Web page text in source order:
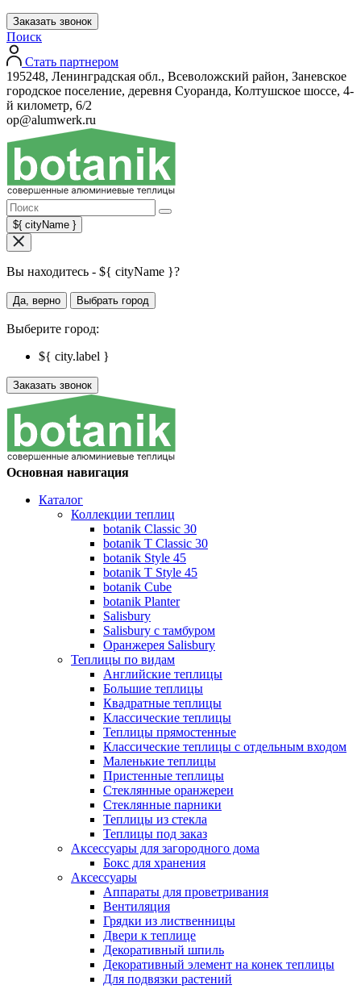
Заказать звонок
Поиск
Стать партнером
195248, Ленинградская обл., Всеволожский район, Заневское
городское поселение, деревня Суоранда, Колтушское шоссе, 4-
й километр, 6/2
op@alumwerk.ru
${ cityName }
Вы находитесь - ${ cityName }?
Да, верно Выбрать город
Выберите город:
${ city.label }
Заказать звонок
Основная навигация
Каталог
Коллекции теплиц
botanik Classic 30
botanik T Classic 30
botanik Style 45
botanik Т Style 45
botanik Cube
botanik Planter
Salisbury
Salisbury с тамбуром
Оранжерея Salisbury
Теплицы по видам
Английские теплицы
Большие теплицы
Квадратные теплицы
Классические теплицы
Теплицы прямостенные
Классические теплицы с отдельным входом
Маленькие теплицы
Пристенные теплицы
Стеклянные оранжереи
Стеклянные парники
Теплицы из стекла
Теплицы под заказ
Аксессуары для загородного дома
Бокс для хранения
Аксессуары
Аппараты для проветривания
Вентиляция
Грядки из лиственницы
Двери к теплице
Декоративный шпиль
Декоративный элемент на конек теплицы
Для подвязки растений